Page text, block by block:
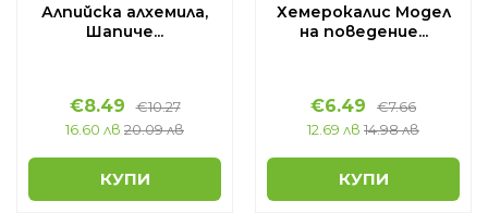
Алпийска алхемила,
Шапиче...
€8.49 €10.27
16.60 лв 20.09 лв
КУПИ
Хемерокалис Модел
на поведение...
€6.49 €7.66
12.69 лв 14.98 лв
КУПИ